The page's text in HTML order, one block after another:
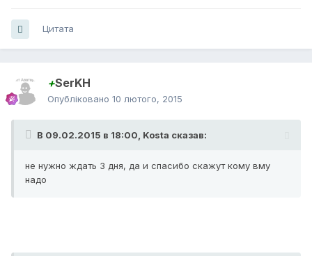
Цитата
+SerKH
Опубліковано 10 лютого, 2015
В 09.02.2015 в 18:00, Kosta сказав:
не нужно ждать 3 дня, да и спасибо скажут кому вму
надо